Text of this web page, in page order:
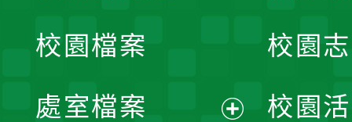
單
校園檔案
處室檔案
校園
校園